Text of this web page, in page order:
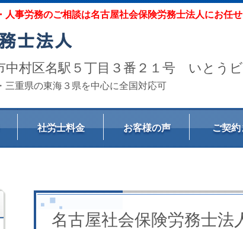
事労務のご相談は名古屋社会保険労務士法人にお任
中村区名駅５丁目３番２１号 いとう
三重県の東海３県を中心に全国対応可
社労士料金 お客様の声 ご契約
名古屋社会保険労務士法